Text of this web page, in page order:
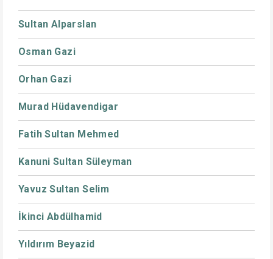
Sultan Alparslan
Osman Gazi
Orhan Gazi
Murad Hüdavendigar
Fatih Sultan Mehmed
Kanuni Sultan Süleyman
Yavuz Sultan Selim
İkinci Abdülhamid
Yıldırım Beyazid